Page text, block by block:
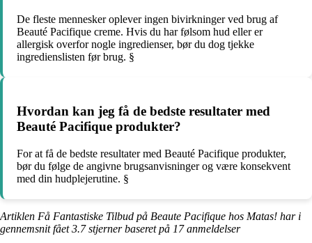
De fleste mennesker oplever ingen bivirkninger ved brug af
Beauté Pacifique creme. Hvis du har følsom hud eller er
allergisk overfor nogle ingredienser, bør du dog tjekke
ingredienslisten før brug. §
Hvordan kan jeg få de bedste resultater med
Beauté Pacifique produkter?
For at få de bedste resultater med Beauté Pacifique produkter,
bør du følge de angivne brugsanvisninger og være konsekvent
med din hudplejerutine. §
Artiklen Få Fantastiske Tilbud på Beaute Pacifique hos Matas! har i
gennemsnit fået3.7stjerner baseret på 17anmeldelser